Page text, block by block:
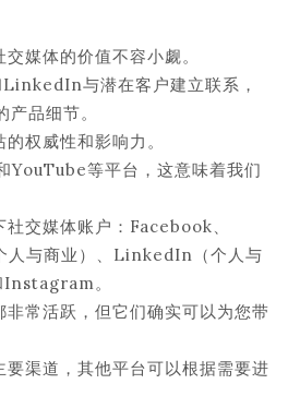
媒体的价值不容小觑。
与潜在客户建立联系，
品细节。
权威性和影响力。
YouTube等平台，这意味着我们
交媒体账户：Facebook、
与商业）、LinkedIn（个人与
。
常活跃，但它们确实可以为您带
渠道，其他平台可以根据需要进